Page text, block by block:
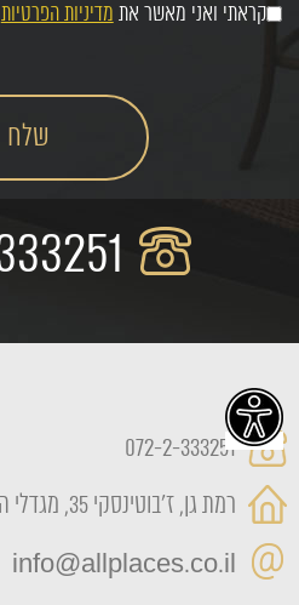
קראתי ואני מאשר את מדיניות הפרטיות
072-2-333251
רמת גן, ז'בוטינסקי 35, מגדלי התאומים
info@allplaces.co.il